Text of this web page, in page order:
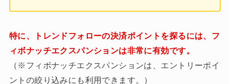
特に、トレンドフォローの決済ポイントを探るには、フ
ィボナッチエクスパンションは非常に有効です。
（※フィボナッチエクスパンションは、エントリーポイ
ントの絞り込みにも利用できます。）